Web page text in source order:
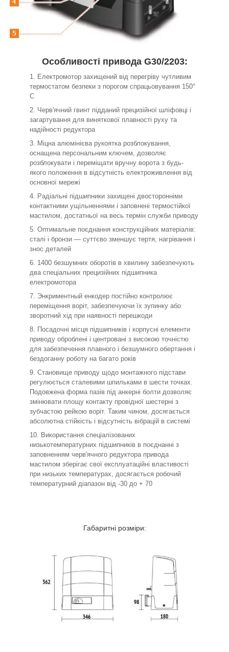
Особливості привода G30/2203:
Електромотор захищений від перегріву чутливим
термостатом безпеки з порогом спрацьовування 150°
С
Черв'ячний гвинт підданий прецизійної шліфовці і
загартування для виняткової плавності руху та
надійності редуктора
Міцна алюмінієва рукоятка розблокування,
оснащена персональним ключем, дозволяє
розблокувати і переміщати вручну ворота з будь-
якого положення в відсутність електроживлення від
основної мережі
Радіальні підшипники захищені двосторонніми
контактними ущільненнями і заповнені термостійкої
мастилом, достатньої на весь термін служби приводу
Оптимальне поєднання конструкційних матеріалів:
сталі і бронзи — суттєво зменшує тертя, нагрівання і
знос деталей
1400 безшумних оборотів в хвилину забезпечують
два спеціальних прецизійних підшипника
електромотора
Энкриментный енкодер постійно контролює
переміщення воріт, забезпечуючи їх зупинку або
зворотний хід при наявності перешкоди
Посадочні місця підшипників і корпусні елементи
приводу оброблені і центровані з високою точністю
для забезпечення плавного і безшумного обертання і
бездоганну роботу на багато років
Становище приводу щодо монтажного підстави
регулюється сталевими шпильками в шести точках.
Подовжена форма пазів під анкерні болти дозволяє
змінювати площу контакту провідної шестерні з
зубчастою рейкою воріт. Таким чином, досягається
абсолютна стійкість і відсутність вібрацій в системі
Використання спеціалізованих
низькотемпературних підшипників в поєднанні з
заповненням черв'ячного редуктора привода
мастилом зберігає свої експлуатаційні властивості
при низьких температурах, досягається робочий
температурний діапазон від -30 до + 70
Габаритні розміри: